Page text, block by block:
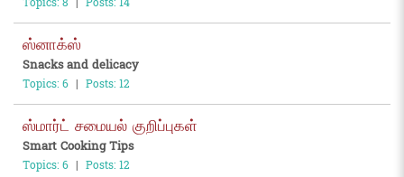
ஸ்னாக்ஸ்
Snacks and delicacy
Topics: 6 | Posts: 12
ஸ்மார்ட் சமையல் குறிப்புகள்
Smart Cooking Tips
Topics: 6 | Posts: 12